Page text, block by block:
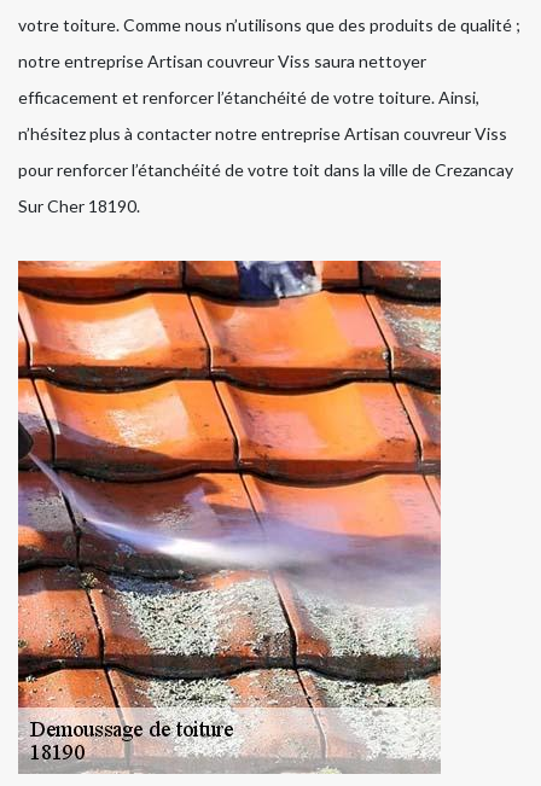
votre toiture. Comme nous n’utilisons que des produits de qualité ;
notre entreprise Artisan couvreur Viss saura nettoyer
efficacement et renforcer l’étanchéité de votre toiture. Ainsi,
n’hésitez plus à contacter notre entreprise Artisan couvreur Viss
pour renforcer l’étanchéité de votre toit dans la ville de Crezancay
Sur Cher 18190.